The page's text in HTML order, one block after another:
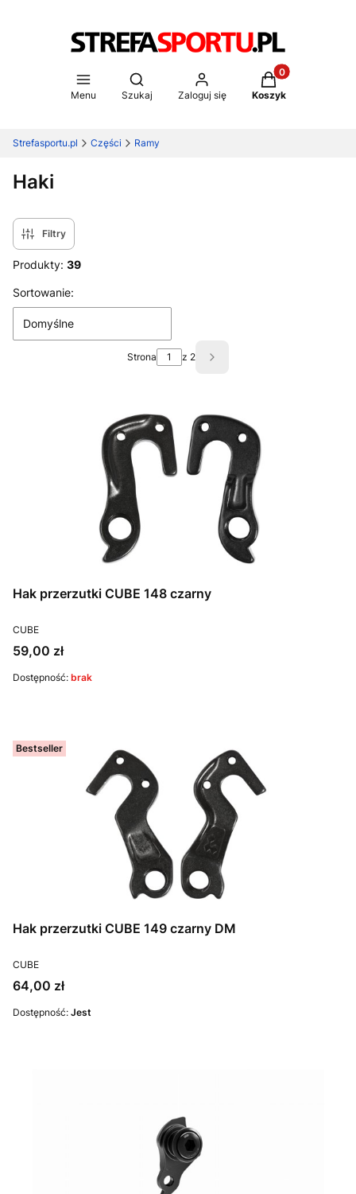
Menu
Otwórz wyszukiwarkę
Szukaj Zaloguj się
Produkty w
Koszyk
Strefasportu.pl Części Ramy
Haki
Filtry
Produkty: 39
Lista produktów
Sortowanie:
Domyślne
Strona z 2 Następne produkty
Hak przerzutki CUBE 148 czarny
PRODUCENT
CUBE
Cena
59,00 zł
Dostępność: brak
Bestseller
Hak przerzutki CUBE 149 czarny DM
PRODUCENT
CUBE
Cena
64,00 zł
Dostępność: Jest